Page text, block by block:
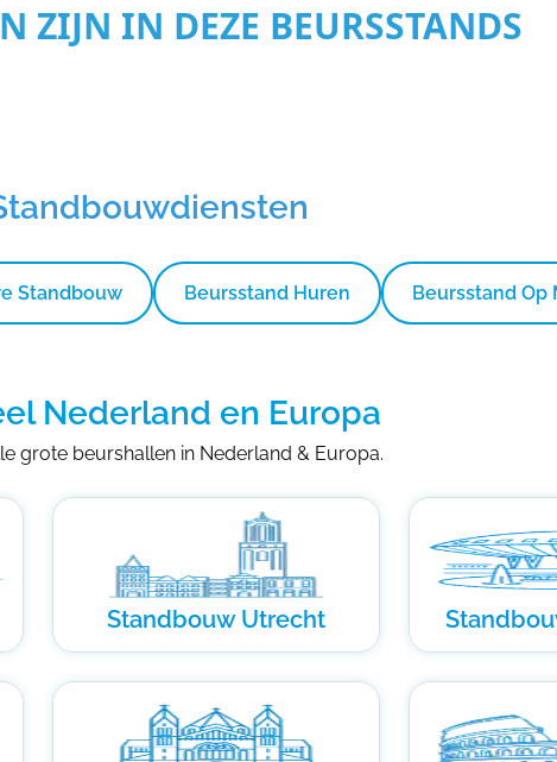
ZIJN IN DEZE BEURSSTANDS
Standbouw Beursstand Huren Beursstand Op
Nederland en Europa
grote beurshallen in Nederland & Europa.
Standbouw Utrecht